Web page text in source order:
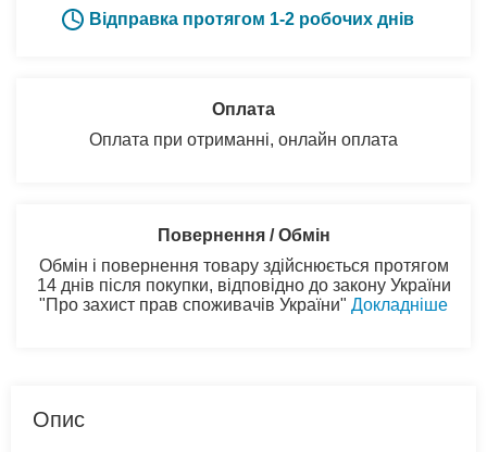
Відправка протягом 1-2 робочих днів
Оплата
Оплата при отриманні, онлайн оплата
Повернення / Обмін
Обмін і повернення товару здійснюється протягом
14 днів після покупки, відповідно до закону України
"Про захист прав споживачів України" Докладніше
Опис